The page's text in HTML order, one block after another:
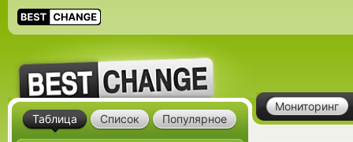
Мониторинг
Таблица Список Популярное